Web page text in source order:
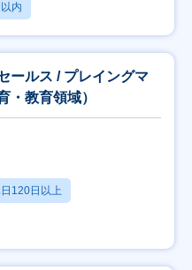
内
ールス / プレイングマ
・教育領域）
120日以上